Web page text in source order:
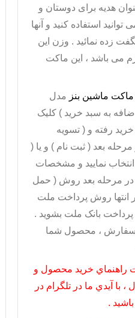
هدیه برای دوستان و
استفاده کنید و آنها
زده نمائید . وزن این
گرم می باشد ، این ماکت
ماکت ماشین بنز مدل
به سبد خريد ) کليک
رفته و ( تسويه
بعد ( ثبت نام ) و يا (
نماييد و مشخصات
. در مرحله بعد روش ( حمل
انتها روش پرداخت ملت
پرداخت بانک ملت بشويد .
سفارش ، محصول شما
راهنماي خريد محصول و
با آيدي ما در تلگرام در
باشيد .